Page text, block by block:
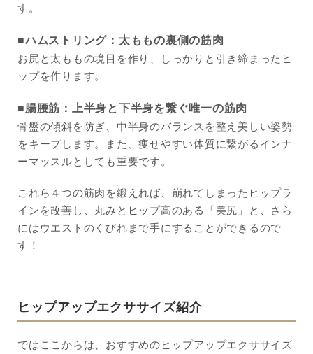
す。
■ハムストリング：太ももの裏側の筋肉
お尻と太ももの境目を作り、しっかりと引き締まったヒ
ップを作ります。
■腸腰筋：上半身と下半身を繋ぐ唯一の筋肉
骨盤の傾斜を防ぎ、中半身のバランスを整え美しい姿勢
をキープします。また、痩せやすい体質に繋がるインナ
ーマッスルとしても重要です。
これら４つの筋肉を鍛えれば、崩れてしまったヒップラ
インを改善し、丸みとヒップ高のある「美尻」と、さら
にはウエストのくびれまで手にすることができるので
す！
ヒップアップエクササイズ紹介
ではここからは、おすすめのヒップアップエクササイズ